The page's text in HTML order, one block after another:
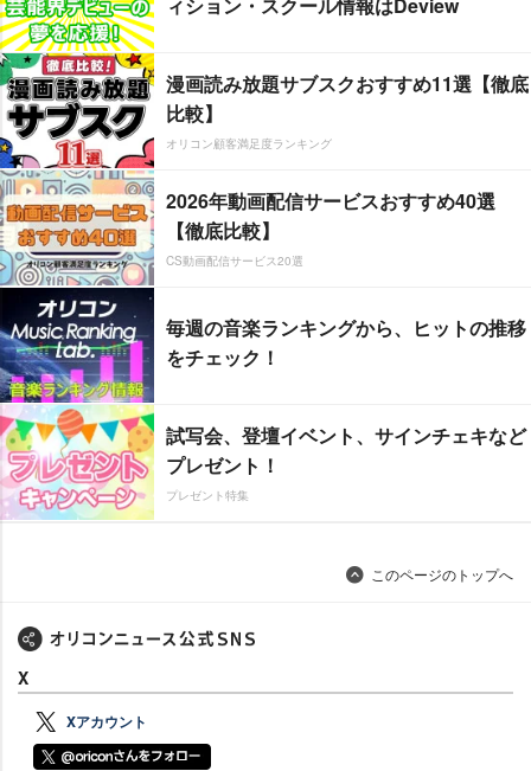
漫画読み放題サブスクおすすめ11選【徹底
比較】
オリコン顧客満足度ランキング
2026年動画配信サービスおすすめ40選
【徹底比較】
CS動画配信サービス20選
毎週の音楽ランキングから、ヒットの推移
をチェック！
試写会、登壇イベント、サインチェキなど
プレゼント！
プレゼント特集
このページのトップへ
X
Xアカウント